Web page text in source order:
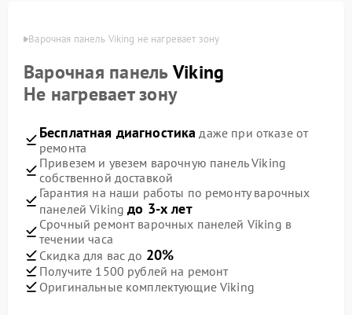
Варочная панель Viking не нагревает зону
Варочная панельViking
Не нагревает зону
Бесплатная диагностика даже при отказе от
ремонта
Привезем и увезем варочную панель Viking
собственной доставкой
Гарантия на наши работы по ремонту варочных
панелей Vikingдо 3-х лет
Срочный ремонт варочных панелей Viking в
течении часа
Скидка для вас до 20%
Получите 1500 рублей на ремонт
Оригинальные комплектующие Viking